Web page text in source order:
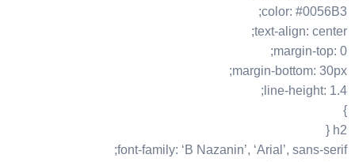
color: #0056B3;
text-align: center;
margin-top: 0;
margin-bottom: 30px;
line-height: 1.4;
}
h2 {
font-family: ‘B Nazanin’, ‘Arial’, sans-serif;